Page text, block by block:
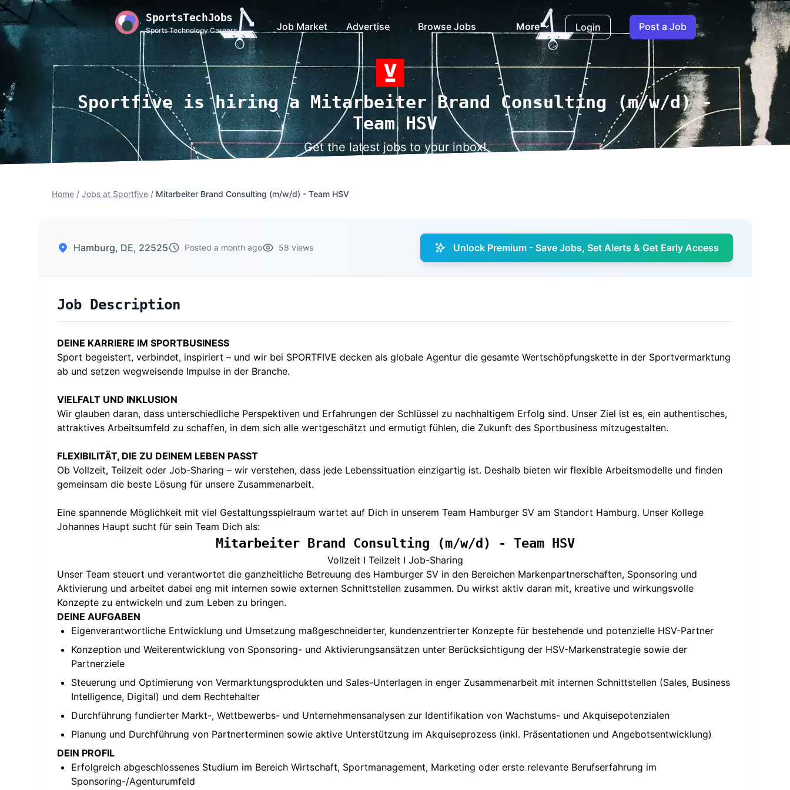
SportsTechJobs
Sports Technology Careers Job Market Advertise Browse Jobs More Login Post a Job
Sportfive is hiring a Mitarbeiter Brand Consulting (m/w/d) -
Team HSV
Get the latest jobs to your inbox!
Home / Jobs at Sportfive / Mitarbeiter Brand Consulting (m/w/d) - Team HSV
Hamburg, DE, 22525 Posted a month ago 58 views Unlock Premium - Save Jobs, Set Alerts & Get Early Access
Job Description
DEINE KARRIERE IM SPORTBUSINESS
Sport begeistert, verbindet, inspiriert – und wir bei SPORTFIVE decken als globale Agentur die gesamte Wertschöpfungskette in der Sportvermarktung
ab und setzen wegweisende Impulse in der Branche.
VIELFALT UND INKLUSION
Wir glauben daran, dass unterschiedliche Perspektiven und Erfahrungen der Schlüssel zu nachhaltigem Erfolg sind. Unser Ziel ist es, ein authentisches,
attraktives Arbeitsumfeld zu schaffen, in dem sich alle wertgeschätzt und ermutigt fühlen, die Zukunft des Sportbusiness mitzugestalten.
FLEXIBILITÄT, DIE ZU DEINEM LEBEN PASST
Ob Vollzeit, Teilzeit oder Job-Sharing – wir verstehen, dass jede Lebenssituation einzigartig ist. Deshalb bieten wir flexible Arbeitsmodelle und finden
gemeinsam die beste Lösung für unsere Zusammenarbeit.
Eine spannende Möglichkeit mit viel Gestaltungsspielraum wartet auf Dich in unserem Team Hamburger SV am Standort Hamburg. Unser Kollege
Johannes Haupt sucht für sein Team Dich als:
Mitarbeiter Brand Consulting (m/w/d) - Team HSV
Vollzeit I Teilzeit I Job-Sharing
Unser Team steuert und verantwortet die ganzheitliche Betreuung des Hamburger SV in den Bereichen Markenpartnerschaften, Sponsoring und
Aktivierung und arbeitet dabei eng mit internen sowie externen Schnittstellen zusammen. Du wirkst aktiv daran mit, kreative und wirkungsvolle
Konzepte zu entwickeln und zum Leben zu bringen.
DEINE AUFGABEN
Eigenverantwortliche Entwicklung und Umsetzung maßgeschneiderter, kundenzentrierter Konzepte für bestehende und potenzielle HSV-Partner
Konzeption und Weiterentwicklung von Sponsoring- und Aktivierungsansätzen unter Berücksichtigung der HSV-Markenstrategie sowie der
Partnerziele
Steuerung und Optimierung von Vermarktungsprodukten und Sales-Unterlagen in enger Zusammenarbeit mit internen Schnittstellen (Sales, Business
Intelligence, Digital) und dem Rechtehalter
Durchführung fundierter Markt-, Wettbewerbs- und Unternehmensanalysen zur Identifikation von Wachstums- und Akquisepotenzialen
Planung und Durchführung von Partnerterminen sowie aktive Unterstützung im Akquiseprozess (inkl. Präsentationen und Angebotsentwicklung)
DEIN PROFIL
Erfolgreich abgeschlossenes Studium im Bereich Wirtschaft, Sportmanagement, Marketing oder erste relevante Berufserfahrung im
Sponsoring-/Agenturumfeld